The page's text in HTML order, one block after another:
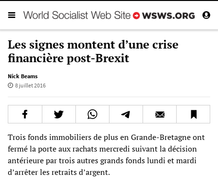
Les signes montent d’une crise
financière post-Brexit
Nick Beams
8 juillet 2016
Trois fonds immobiliers de plus en Grande-Bretagne ont
fermé la porte aux rachats mercredi suivant la décision
antérieure par trois autres grands fonds lundi et mardi
d’arrêter les retraits d’argent.